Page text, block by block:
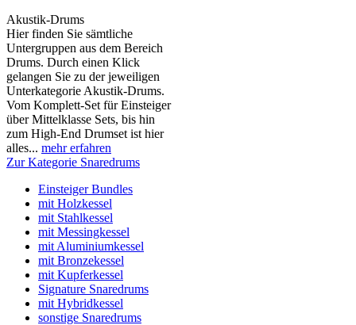
Akustik-Drums
Hier finden Sie sämtliche
Untergruppen aus dem Bereich
Drums. Durch einen Klick
gelangen Sie zu der jeweiligen
Unterkategorie Akustik-Drums.
Vom Komplett-Set für Einsteiger
über Mittelklasse Sets, bis hin
zum High-End Drumset ist hier
alles... mehr erfahren
Zur Kategorie Snaredrums
Einsteiger Bundles
mit Holzkessel
mit Stahlkessel
mit Messingkessel
mit Aluminiumkessel
mit Bronzekessel
mit Kupferkessel
Signature Snaredrums
mit Hybridkessel
sonstige Snaredrums